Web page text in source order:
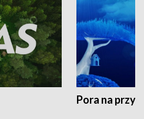
Pora na